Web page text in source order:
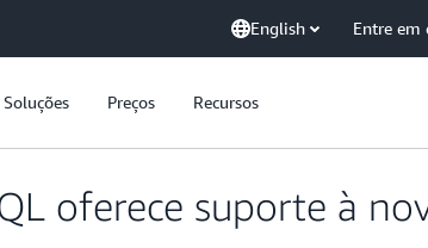
English Entre em
Soluções Preços Recursos
oferece suporte à